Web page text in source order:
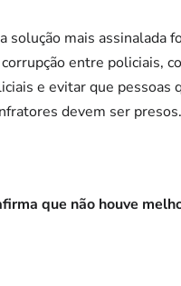
solução mais
entre policiais,
e evitar que
devem ser presos.
que não houve